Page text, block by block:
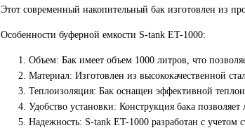
Этот современный накопительный бак изготовлен из
Особенности буферной емкости S-tank ET-1000:
Объем: Бак имеет объем 1000 литров, что
Материал: Изготовлен из высококачественной
Теплоизоляция: Бак оснащен эффективной
Удобство установки: Конструкция бака
Надежность: S-tank ET-1000 разработан с учетом